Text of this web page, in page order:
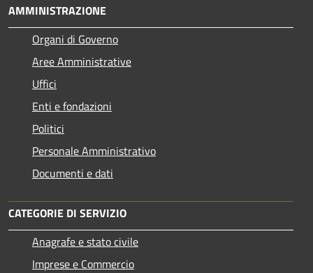
AMMINISTRAZIONE
Organi di Governo
Aree Amministrative
Uffici
Enti e fondazioni
Politici
Personale Amministrativo
Documenti e dati
CATEGORIE DI SERVIZIO
Anagrafe e stato civile
Imprese e Commercio